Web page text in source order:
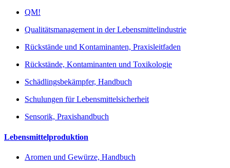
QM!
Qualitätsmanagement in der Lebensmittelindustrie
Rückstände und Kontaminanten, Praxisleitfaden
Rückstände, Kontaminanten und Toxikologie
Schädlingsbekämpfer, Handbuch
Schulungen für Lebensmittelsicherheit
Sensorik, Praxishandbuch
Lebensmittelproduktion
Aromen und Gewürze, Handbuch